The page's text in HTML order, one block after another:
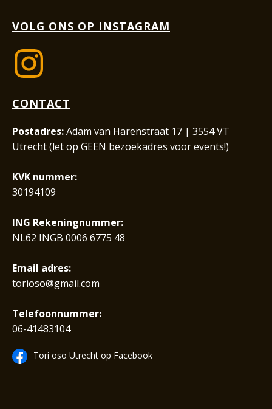
VOLG ONS OP INSTAGRAM
CONTACT
Postadres:Adam van Harenstraat 17 | 3554 VT
Utrecht (let op GEEN bezoekadres voor events!)
KVK nummer:
30194109
ING Rekeningnummer:
NL62 INGB 0006 6775 48
Email adres:
torioso@gmail.com
Telefoonnummer:
06-41483104
Tori oso Utrecht op Facebook